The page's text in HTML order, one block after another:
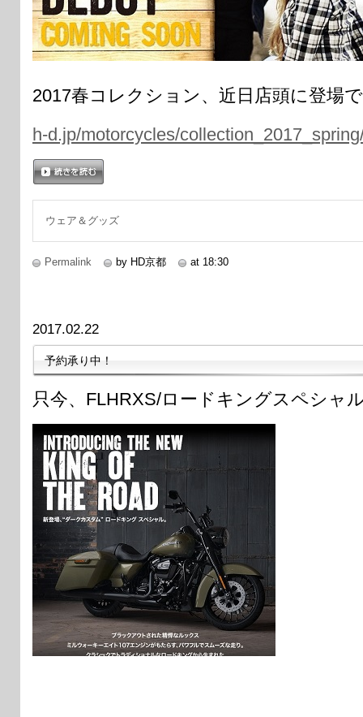
2017春コレクション、近日店頭に登場
h-d.jp/motorcycles/
ウェア＆グッズ
Permalink by HD京都 at 18:30
2017.02.22
予約承り中！
只今、FLHRXS/ロードキングスペシャ